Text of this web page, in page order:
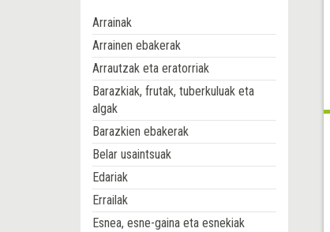
Arrainak
Arrainen ebakerak
Arrautzak eta eratorriak
Barazkiak, frutak, tuberkuluak eta
algak
Barazkien ebakerak
Belar usaintsuak
Edariak
Errailak
Esnea, esne-gaina eta esnekiak